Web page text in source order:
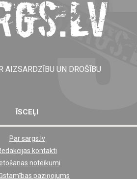
AIZSARDZĪBU UN DROŠĪBU
ĪSCEĻI
Par sargs.lv
kontakti
noteikumi
paziņojums